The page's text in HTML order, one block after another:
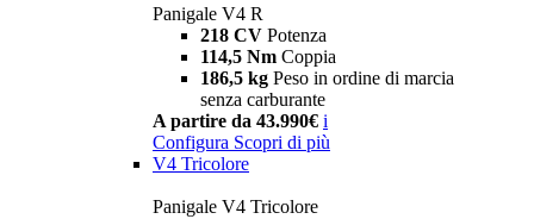
Panigale V4 R
218 CV Potenza
114,5 Nm Coppia
186,5 kg Peso in ordine di marcia
senza carburante
A partire da 43.990€ i
Configura Scopri di più
V4 Tricolore
Panigale V4 Tricolore